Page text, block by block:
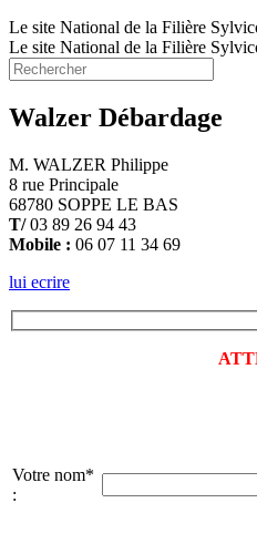
Le site National de la Filière
Le site National de la Filière
Walzer Débardage
M. WALZER Philippe
8 rue Principale
68780 SOPPE LE BAS
T/03 89 26 94 43
Mobile : 06 07 11 34 69
lui ecrire
Votre nom*
: